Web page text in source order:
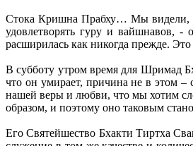
Стока Кришна Прабху… Мы видели,
удовлетворять гуру и вайшнавов,
расширилась как никогда прежде. Это
В субботу утром время для Шримад
что он умирает, причина не в этом
нашей веры и любви, что мы хотим
образом, и поэтому оно таковым
Его Святейшество Бхакти Тиртха